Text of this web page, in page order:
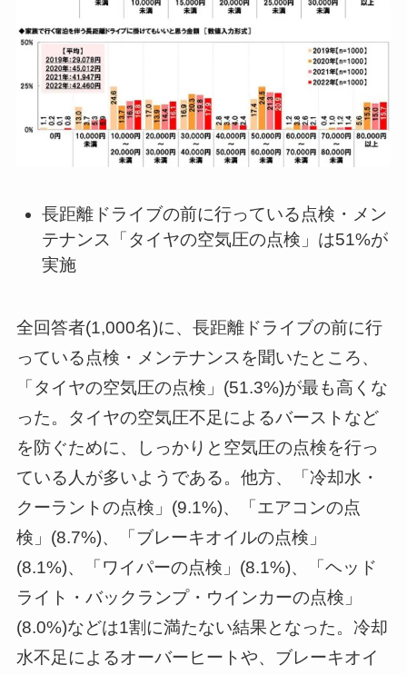
長距離ドライブの前に行っている点検・メン
テナンス「タイヤの空気圧の点検」は51%が
実施
全回答者(1,000名)に、長距離ドライブの前に行
っている点検・メンテナンスを聞いたところ、
「タイヤの空気圧の点検」(51.3%)が最も高くな
った。タイヤの空気圧不足によるバーストなど
を防ぐために、しっかりと空気圧の点検を行っ
ている人が多いようである。他方、「冷却水・
クーラントの点検」(9.1%)、「エアコンの点
検」(8.7%)、「ブレーキオイルの点検」
(8.1%)、「ワイパーの点検」(8.1%)、「ヘッド
ライト・バックランプ・ウインカーの点検」
(8.0%)などは1割に満たない結果となった。冷却
水不足によるオーバーヒートや、ブレーキオイ